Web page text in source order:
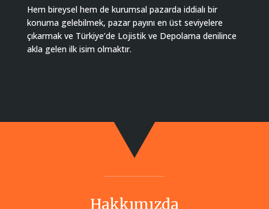
Hem bireysel hem de kurumsal pazarda iddialı bir
konuma gelebilmek, pazar payını en üst seviyelere
çıkarmak ve Türkiye’de Lojistik ve Depolama denilince
akla gelen ilk isim olmaktır.
Hakkımızda